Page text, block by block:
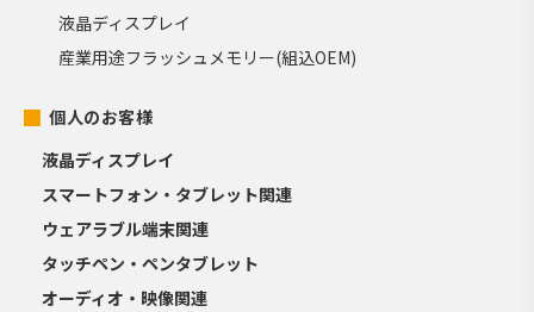
液晶ディスプレイ
産業用途フラッシュメモリー(組込OEM)
個人のお客様
液晶ディスプレイ
スマートフォン・タブレット関連
ウェアラブル端末関連
タッチペン・ペンタブレット
オーディオ・映像関連